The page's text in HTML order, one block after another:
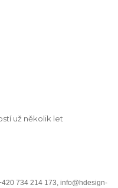
už několik let
734 214 173, info@hdesign-